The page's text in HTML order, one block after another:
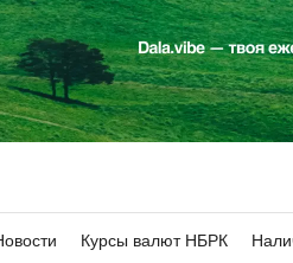
Курсы валют НБРК